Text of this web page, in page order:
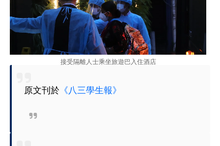
接受隔離人士乘坐旅遊巴入住酒店
原文刊於 《八三學生報》